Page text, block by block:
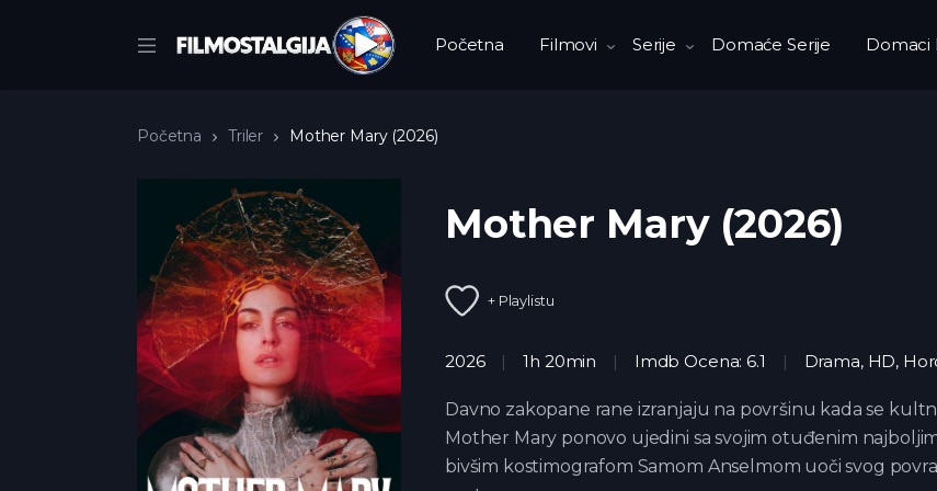
Početna Filmovi Serije Domaće Serije Domaci
Početna Triler Mother Mary (2026)
Mother Mary (2026)
+ Playlistu
2026 1h 20min Imdb Ocena: 6.1 Drama, HD,
Davno zakopane rane izranjaju na površinu kada se
Mother Mary ponovo ujedini sa svojim otuđenim
bivšim kostimografom Samom Anselmom uoči svog